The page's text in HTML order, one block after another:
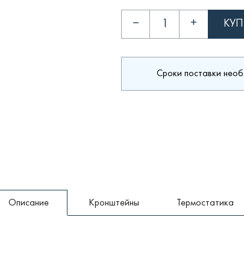
– +
Сроки поставки
Описание Кронштейны Термостатика